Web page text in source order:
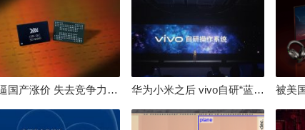
倒逼国产涨价 失去竞争力！三星要减产50%：SSD必须涨价 华为小米之后 vivo自研“蓝河”操作系统重磅发布